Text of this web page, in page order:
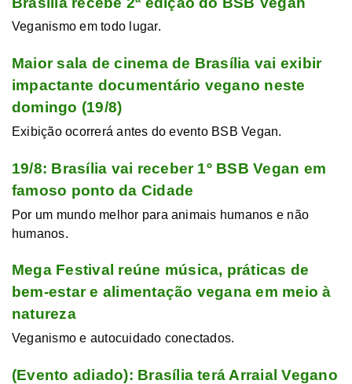
Veganismo em todo lugar.
Maior sala de cinema de Brasília vai exibir
impactante documentário vegano neste
domingo (19/8)
Exibição ocorrerá antes do evento BSB Vegan.
19/8: Brasília vai receber 1º BSB Vegan em
famoso ponto da Cidade
Por um mundo melhor para animais humanos e não
humanos.
Mega Festival reúne música, práticas de
bem-estar e alimentação vegana em meio à
natureza
Veganismo e autocuidado conectados.
(Evento adiado): Brasília terá Arraial Vegano